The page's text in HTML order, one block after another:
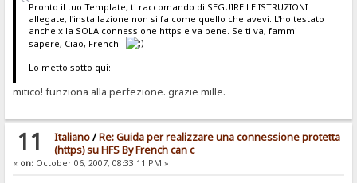
Pronto il tuo Template, ti raccomando di SEGUIRE LE ISTRUZIONI
allegate, l'installazione non si fa come quello che avevi. L'ho testato
anche x la SOLA connessione https e va bene. Se ti va, fammi
sapere, Ciao, French.
Lo metto sotto qui:
mitico! funziona alla perfezione. grazie mille.
11 Italiano/Re: Guida per realizzare una connessione protetta
(https) su HFS By French can c
« on: October 06, 2007, 08:33:11 PM »